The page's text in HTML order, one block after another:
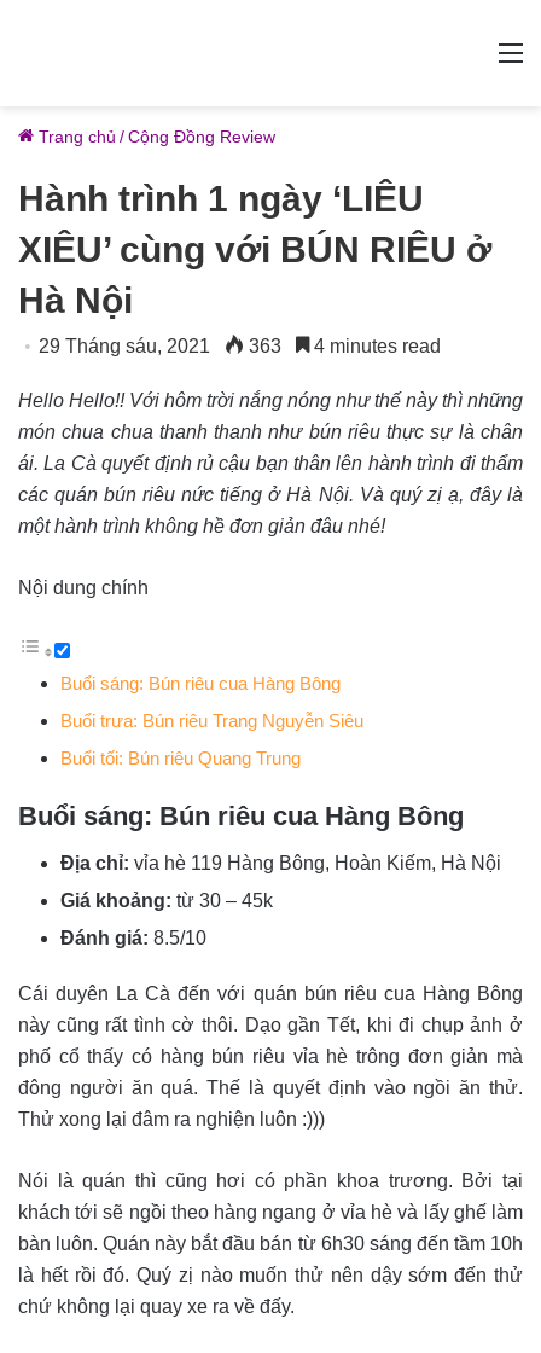
Trang chủ /Cộng Đồng Review
Hành trình 1 ngày ‘LIÊU
XIÊU’ cùng với BÚN RIÊU ở
Hà Nội
29 Tháng sáu, 2021 363 4 minutes read
Hello Hello!! Với hôm trời nắng nóng như thế này thì những
món chua chua thanh thanh như bún riêu thực sự là chân
ái. La Cà quyết định rủ cậu bạn thân lên hành trình đi thẩm
các quán bún riêu nức tiếng ở Hà Nội. Và quý zị ạ, đây là
một hành trình không hề đơn giản đâu nhé!
Nội dung chính
Buổi sáng: Bún riêu cua Hàng Bông
Buổi trưa: Bún riêu Trang Nguyễn Siêu
Buổi tối: Bún riêu Quang Trung
Buổi sáng: Bún riêu cua Hàng Bông
Địa chỉ: vỉa hè 119 Hàng Bông, Hoàn Kiếm, Hà Nội
Giá khoảng: từ 30 – 45k
Đánh giá: 8.5/10
Cái duyên La Cà đến với quán bún riêu cua Hàng Bông
này cũng rất tình cờ thôi. Dạo gần Tết, khi đi chụp ảnh ở
phố cổ thấy có hàng bún riêu vỉa hè trông đơn giản mà
đông người ăn quá. Thế là quyết định vào ngồi ăn thử.
Thử xong lại đâm ra nghiện luôn :)))
Nói là quán thì cũng hơi có phần khoa trương. Bởi tại
khách tới sẽ ngồi theo hàng ngang ở vỉa hè và lấy ghế làm
bàn luôn. Quán này bắt đầu bán từ 6h30 sáng đến tầm 10h
là hết rồi đó. Quý zị nào muốn thử nên dậy sớm đến thử
chứ không lại quay xe ra về đấy.